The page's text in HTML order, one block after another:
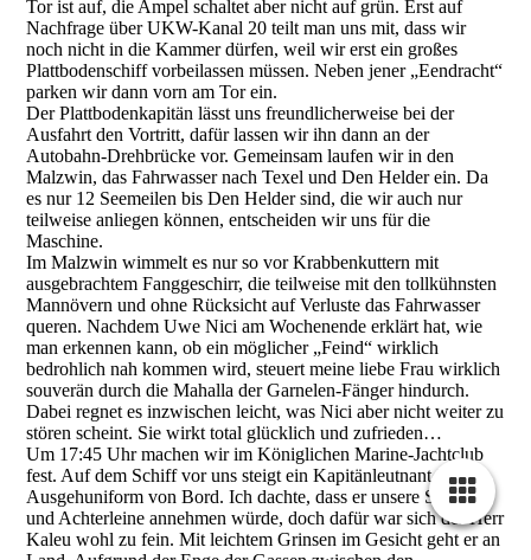
Tor ist auf, die Ampel schaltet aber nicht auf grün. Erst auf
Nachfrage über UKW-Kanal 20 teilt man uns mit, dass wir
noch nicht in die Kammer dürfen, weil wir erst ein großes
Plattbodenschiff vorbeilassen müssen. Neben jener „Eendracht“
parken wir dann vorn am Tor ein.
Der Plattbodenkapitän lässt uns freundlicherweise bei der
Ausfahrt den Vortritt, dafür lassen wir ihn dann an der
Autobahn-Drehbrücke vor. Gemeinsam laufen wir in den
Malzwin, das Fahrwasser nach Texel und Den Helder ein. Da
es nur 12 Seemeilen bis Den Helder sind, die wir auch nur
teilweise anliegen können, entscheiden wir uns für die
Maschine.
Im Malzwin wimmelt es nur so vor Krabbenkuttern mit
ausgebrachtem Fanggeschirr, die teilweise mit den tollkühnsten
Mannövern und ohne Rücksicht auf Verluste das Fahrwasser
queren. Nachdem Uwe Nici am Wochenende erklärt hat, wie
man erkennen kann, ob ein möglicher „Feind“ wirklich
bedrohlich nah kommen wird, steuert meine liebe Frau wirklich
souverän durch die Mahalla der Garnelen-Fänger hindurch.
Dabei regnet es inzwischen leicht, was Nici aber nicht weiter zu
stören scheint. Sie wirkt total glücklich und zufrieden…
Um 17:45 Uhr machen wir im Königlichen Marine-Jachtclub
fest. Auf dem Schiff vor uns steigt ein Kapitänleutnant in
Ausgehuniform von Bord. Ich dachte, dass er unsere Spring
und Achterleine annehmen würde, doch dafür war sich der Herr
Kaleu wohl zu fein. Mit leichtem Grinsen im Gesicht geht er an